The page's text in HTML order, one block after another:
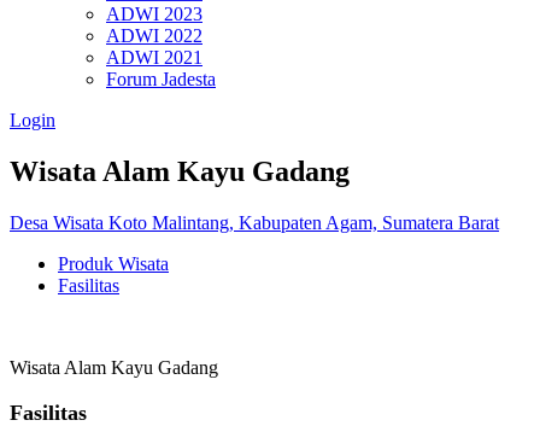
ADWI 2023
ADWI 2022
ADWI 2021
Forum Jadesta
Login
Wisata Alam Kayu Gadang
Desa Wisata Koto Malintang, Kabupaten Agam, Sumatera Barat
Produk Wisata
Fasilitas
Wisata Alam Kayu Gadang
Fasilitas